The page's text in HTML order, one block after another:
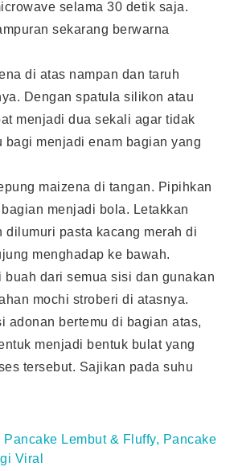
selama 30 detik saja.
sekarang berwarna
di atas nampan dan taruh
Dengan spatula silikon atau
menjadi dua sekali agar tidak
menjadi enam bagian yang
maizena di tangan. Pipihkan
menjadi bola. Letakkan
dilumuri pasta kacang merah di
menghadap ke bawah.
buah dari semua sisi dan gunakan
mochi stroberi di atasnya.
adonan bertemu di bagian atas,
menjadi bentuk bulat yang
tersebut. Sajikan pada suhu
Lembut & Fluffy, Pancake
Viral